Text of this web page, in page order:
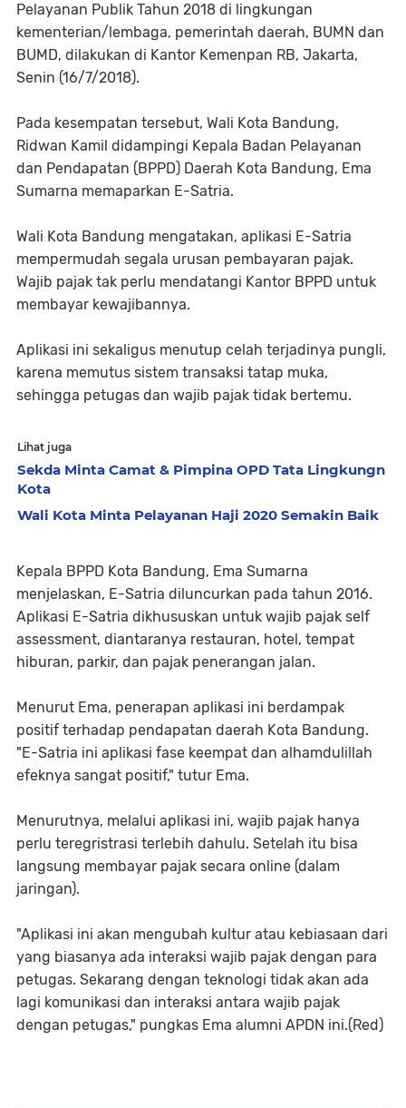
Pelayanan Publik Tahun 2018 di lingkungan
kementerian/lembaga, pemerintah daerah, BUMN dan
BUMD, dilakukan di Kantor Kemenpan RB, Jakarta,
Senin (16/7/2018).
Pada kesempatan tersebut, Wali Kota Bandung,
Ridwan Kamil didampingi Kepala Badan Pelayanan
dan Pendapatan (BPPD) Daerah Kota Bandung, Ema
Sumarna memaparkan E-Satria.
Wali Kota Bandung mengatakan, aplikasi E-Satria
mempermudah segala urusan pembayaran pajak.
Wajib pajak tak perlu mendatangi Kantor BPPD untuk
membayar kewajibannya.
Aplikasi ini sekaligus menutup celah terjadinya pungli,
karena memutus sistem transaksi tatap muka,
sehingga petugas dan wajib pajak tidak bertemu.
Lihat juga
Sekda Minta Camat & Pimpina OPD Tata Lingkungn
Kota
Wali Kota Minta Pelayanan Haji 2020 Semakin Baik
Kepala BPPD Kota Bandung, Ema Sumarna
menjelaskan, E-Satria diluncurkan pada tahun 2016.
Aplikasi E-Satria dikhususkan untuk wajib pajak self
assessment, diantaranya restauran, hotel, tempat
hiburan, parkir, dan pajak penerangan jalan.
Menurut Ema, penerapan aplikasi ini berdampak
positif terhadap pendapatan daerah Kota Bandung.
"E-Satria ini aplikasi fase keempat dan alhamdulillah
efeknya sangat positif," tutur Ema.
Menurutnya, melalui aplikasi ini, wajib pajak hanya
perlu teregristrasi terlebih dahulu. Setelah itu bisa
langsung membayar pajak secara online (dalam
jaringan).
"Aplikasi ini akan mengubah kultur atau kebiasaan dari
yang biasanya ada interaksi wajib pajak dengan para
petugas. Sekarang dengan teknologi tidak akan ada
lagi komunikasi dan interaksi antara wajib pajak
dengan petugas," pungkas Ema alumni APDN ini.(Red)